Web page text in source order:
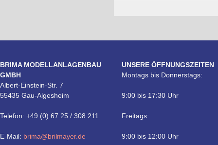
BRIMA MODELLANLAGENBAU
GMBH
Albert-Einstein-Str. 7
55435 Gau-Algesheim
Telefon: +49 (0) 67 25 / 308 211
E-Mail: brima@brilmayer.de
UNSERE ÖFFNUNGSZEITEN
Montags bis Donnerstags:
9:00 bis 17:30 Uhr
Freitags:
9:00 bis 12:00 Uhr